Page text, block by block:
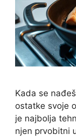
Kada se
ostatke svoje
je najbolja
njen prvobitni